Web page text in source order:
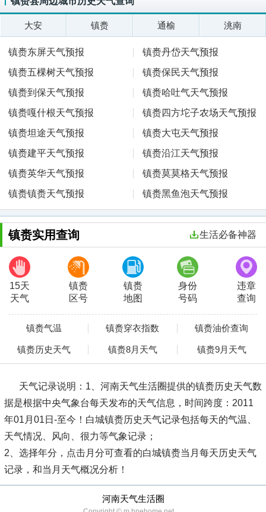
大安 镇赉 通榆 洮南
镇赉东屏天气预报
镇赉丹岱天气预报
镇赉五棵树天气预报
镇赉保民天气预报
镇赉到保天气预报
镇赉哈吐气天气预报
镇赉嘎什根天气预报
镇赉四方坨子农场天气预报
镇赉坦途天气预报
镇赉大屯天气预报
镇赉建平天气预报
镇赉沿江天气预报
镇赉英华天气预报
镇赉莫莫格天气预报
镇赉镇赉天气预报
镇赉黑鱼泡天气预报
镇赉实用查询 生活必备神器
15天
天气
镇赉
区号
镇赉
地图
身份
号码
违章
查询
镇赉气温 镇赉穿衣指数 镇赉油价查询
镇赉历史天气 镇赉8月天气 镇赉9月天气
天气记录说明： 1、河南天气生活圈提供的镇赉历史天气数
据是根据中央气象台每天发布的天气信息，时间跨度：2011
年01月01日-至今！白城镇赉历史天气记录包括每天的气温、
天气情况、风向、很力等气象记录；
2、选择年分，点击月分可查看的白城镇赉当月每天历史天气
记录，和当月天气概况分析！
河南天气生活圈